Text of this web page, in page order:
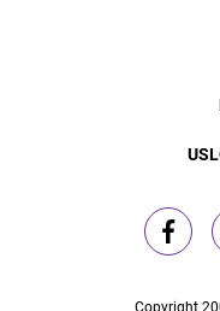
Copyright